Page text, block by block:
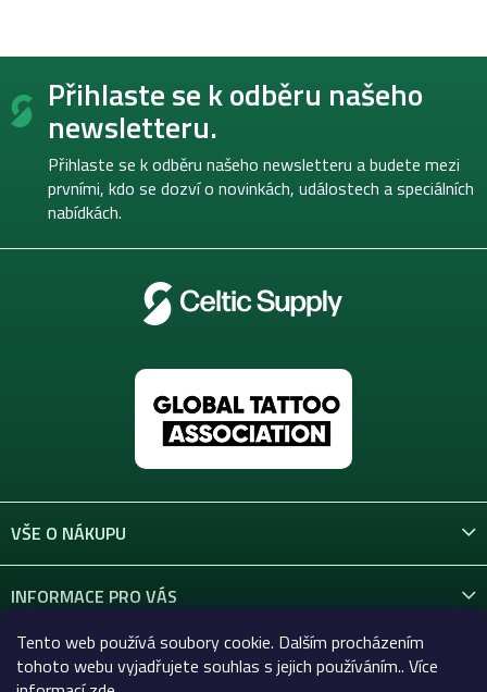
Tento web používá soubory cookie. Dalším procházením
tohoto webu vyjadřujete souhlas s jejich používáním.. Více
Z
Přihlaste se k odběru našeho
newsletteru.
Přihlaste se k odběru našeho newsletteru a budete mezi
prvními, kdo se dozví o novinkách, událostech a speciálních
nabídkách.
VŠE O NÁKUPU
INFORMACE PRO VÁS
KONTAKT